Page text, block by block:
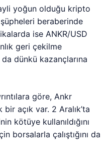
yoğun olduğu kripto
beraberinde
ise ANKR/USD
geri çekilme
dünkü kazançlarına
göre, Ankr
açık var. 2 Aralık’ta
kötüye kullanıldığını
borsalarla çalıştığını da